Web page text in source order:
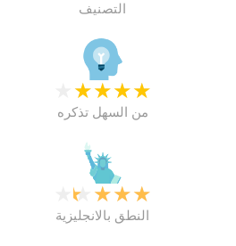
التصنيف
★
★
★
★
من السهل تذكره
★
★
★
★
النطق بالانجليزية